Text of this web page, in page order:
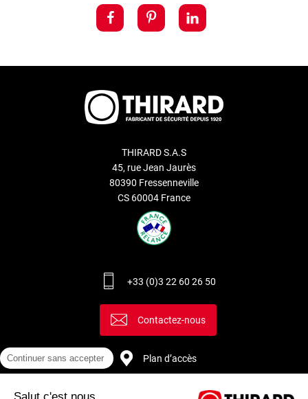
THIRARD S.A.S
45, rue Jean Jaurès
80390 Fressenneville
CS 60004 France
+33 (0)3 22 60 26 50
Contactez-nous
Plan d’accès
Continuer sans accepter